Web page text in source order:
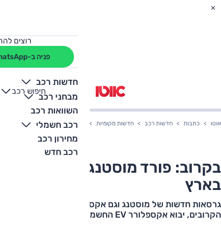
רוצים
פניה ב-WhatsApp
חדשות רכב
מבחני רכב
השוואות רכב
רכב חשמלי
מחירון רכב
רכב חדש
חיפוש רכב
+
-
אוטו כתבות חדשות רכב חדשות מקומיות בקרוב: פורד מוסטנג פתוחה בארץ
בקרוב: פורד מוסטנג פתוחה
בארץ
גרסאות חדשות של מוסטנג וגם אקספלורר יגיעו בחודשים
הקרובים, יבוא אקספלורר EV החשמלי מאירופה מתעכב